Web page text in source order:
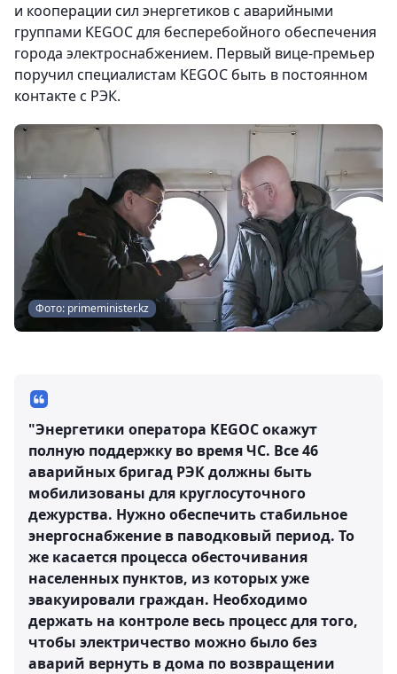
и кооперации сил энергетиков с аварийными
группами KEGOC для бесперебойного обеспечения
города электроснабжением. Первый вице-премьер
поручил специалистам KEGOC быть в постоянном
контакте с РЭК.
Фото: primeminister.kz
"Энергетики оператора KEGOC окажут
полную поддержку во время ЧС. Все 46
аварийных бригад РЭК должны быть
мобилизованы для круглосуточного
дежурства. Нужно обеспечить стабильное
энергоснабжение в паводковый период. То
же касается процесса обесточивания
населенных пунктов, из которых уже
эвакуировали граждан. Необходимо
держать на контроле весь процесс для того,
чтобы электричество можно было без
аварий вернуть в дома по возвращении